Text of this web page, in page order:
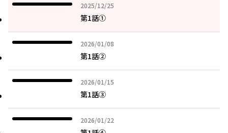
2025/12/25
2025年12月25日
第1話①
2026/01/08
2026年01月08日
第1話②
2026/01/15
2026年01月15日
第1話③
2026/01/22
2026年01月22日